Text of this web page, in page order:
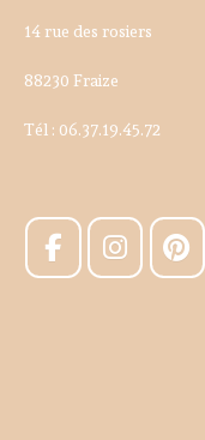
14 rue des rosiers
88230 Fraize
Tél : 06.37.19.45.72